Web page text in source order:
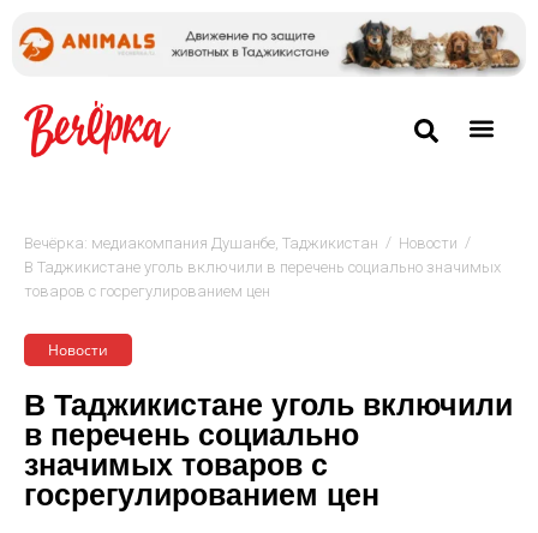
Вечёрка: медиакомпания Душанбе, Таджикистан / Новости /
В Таджикистане уголь включили в перечень социально значимых
товаров с госрегулированием цен
Новости
В Таджикистане уголь включили
в перечень социально
значимых товаров с
госрегулированием цен